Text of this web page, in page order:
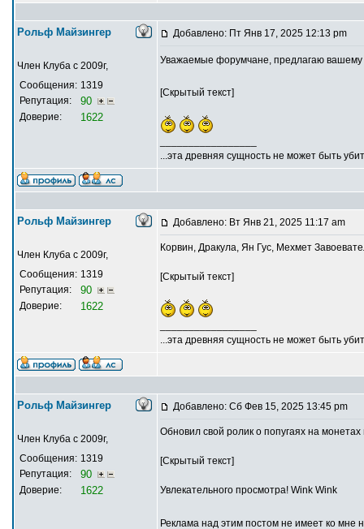
Рольф Майзингер
Член Клуба с 2009г,
Сообщения: 1319
Репутация:
90
Доверие: 1622
Добавлено: Пт Янв 17, 2025 12:13 pm
Уважаемые форумчане, предлагаю вашему
[Скрытый текст]
...эта древняя сущность не может быть
Рольф Майзингер
Член Клуба с 2009г,
Сообщения: 1319
Репутация:
90
Доверие: 1622
Добавлено: Вт Янв 21, 2025 11:17 am
Корвин, Дракула, Ян Гус, Мехмет
[Скрытый текст]
...эта древняя сущность не может быть
Рольф Майзингер
Член Клуба с 2009г,
Сообщения: 1319
Репутация:
90
Доверие: 1622
Добавлено: Сб Фев 15, 2025 13:45 pm
Обновил свой ролик о попугаях на
[Скрытый текст]
Увлекательного просмотра! Wink Wink
Реклама над этим постом не имеет ко мне